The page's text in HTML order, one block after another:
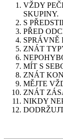
VŽDY
SKUPINY.
S
PŘED
SPRÁVNĚ
ZNÁT
MÍT S
ZNÁT
MĚJTE
ZNÁT
NIKDY